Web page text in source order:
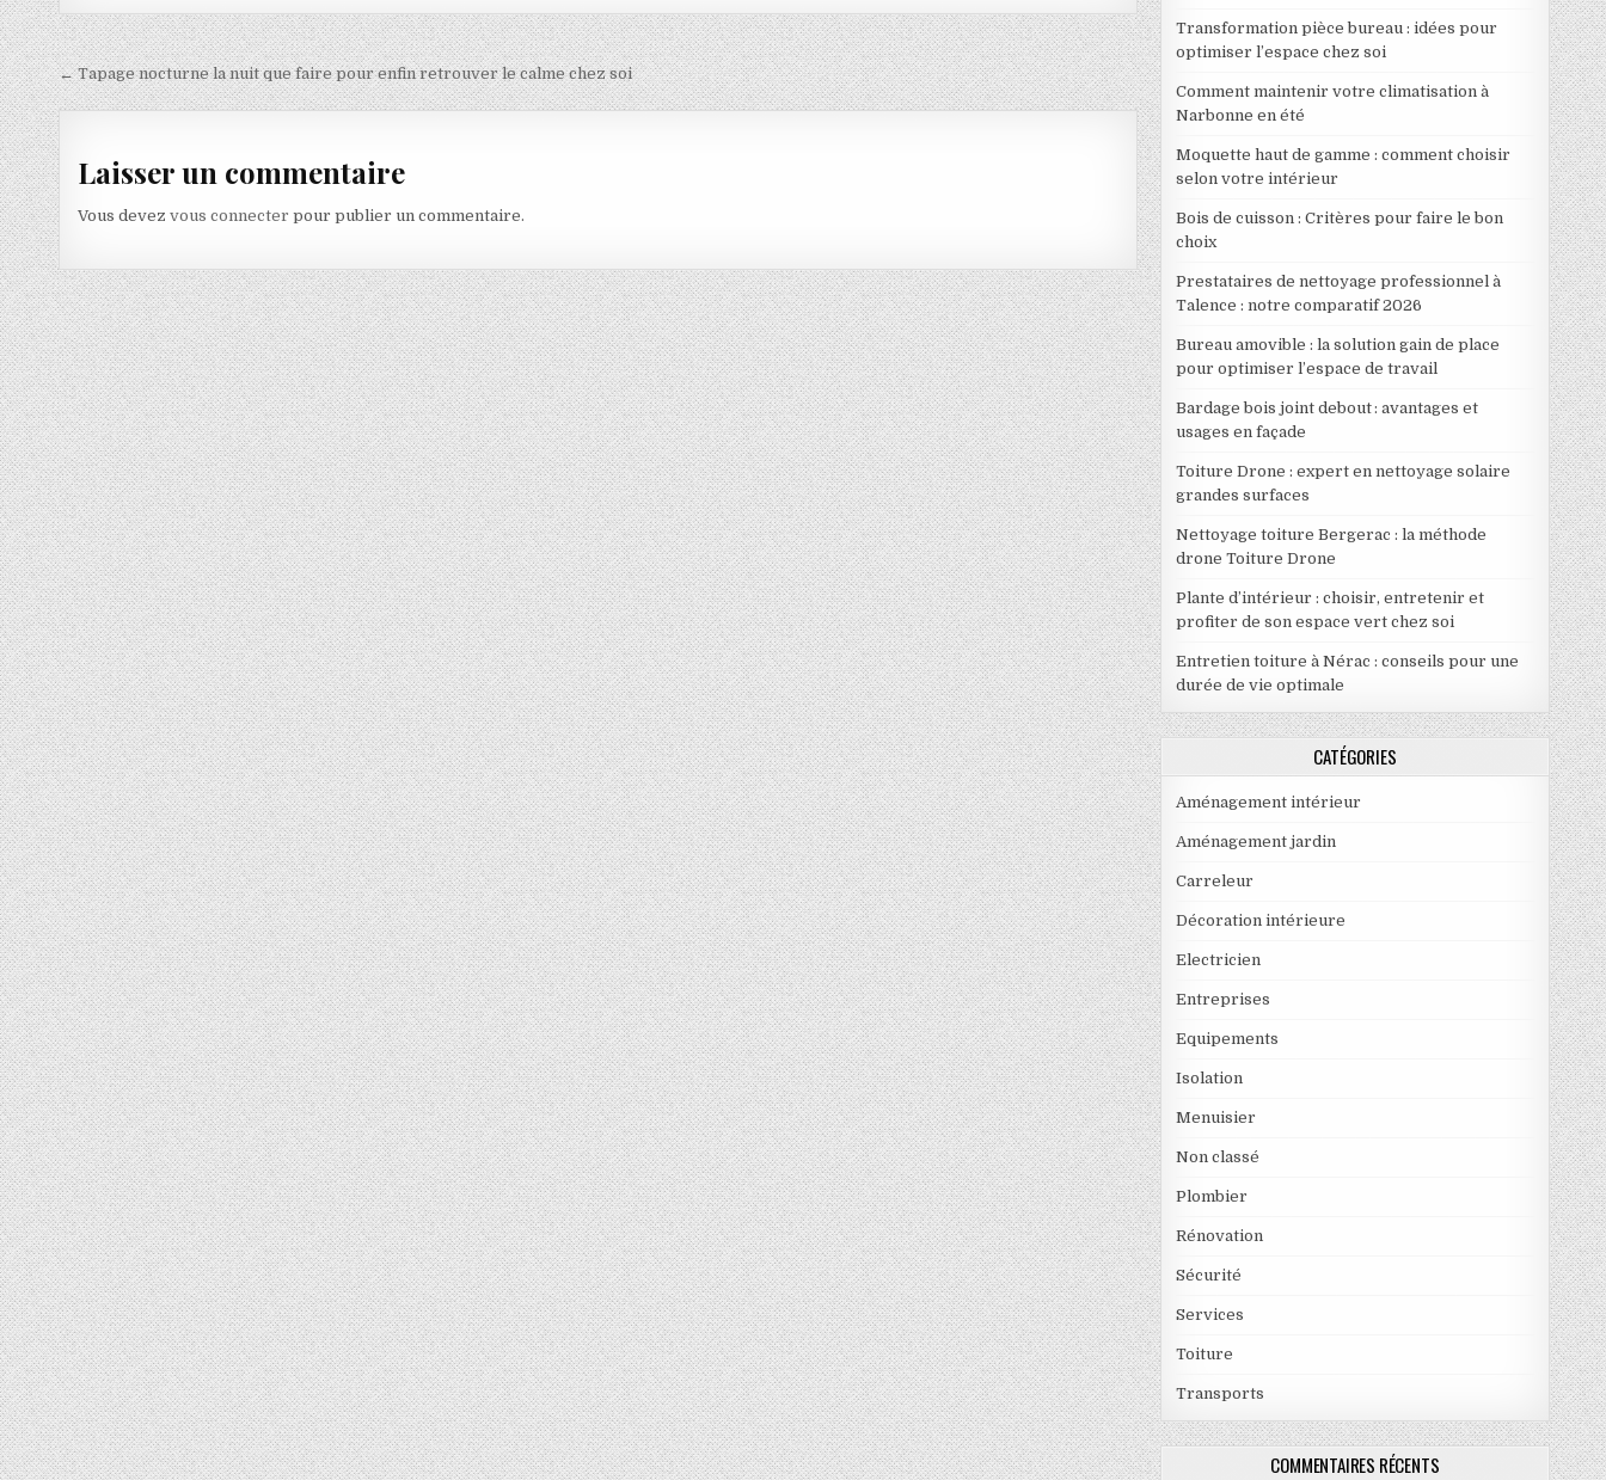
Navigation de l’article
← Tapage nocturne la nuit que faire pour enfin retrouver le calme chez soi
Laisser un commentaire
Vous devezvous connecter pour publier un commentaire.
Transformation pièce bureau : idées pour
optimiser l’espace chez soi
Comment maintenir votre climatisation à
Narbonne en été
Moquette haut de gamme : comment choisir
selon votre intérieur
Bois de cuisson : Critères pour faire le bon
choix
Prestataires de nettoyage professionnel à
Talence : notre comparatif 2026
Bureau amovible : la solution gain de place
pour optimiser l’espace de travail
Bardage bois joint debout : avantages et
usages en façade
Toiture Drone : expert en nettoyage solaire
grandes surfaces
Nettoyage toiture Bergerac : la méthode
drone Toiture Drone
Plante d’intérieur : choisir, entretenir et
profiter de son espace vert chez soi
Entretien toiture à Nérac : conseils pour une
durée de vie optimale
CATÉGORIES
Aménagement intérieur
Aménagement jardin
Carreleur
Décoration intérieure
Electricien
Entreprises
Equipements
Isolation
Menuisier
Non classé
Plombier
Rénovation
Sécurité
Services
Toiture
Transports
COMMENTAIRES RÉCENTS